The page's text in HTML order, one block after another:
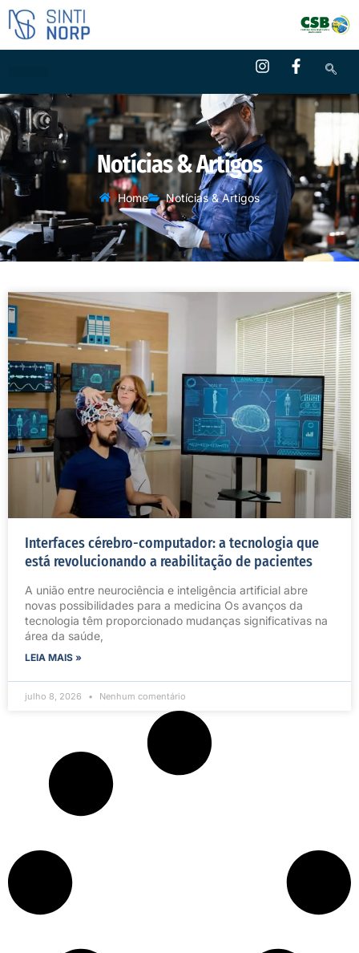
Notícias & Artigos
Home Notícias & Artigos
Interfaces cérebro-computador: a tecnologia que
está revolucionando a reabilitação de pacientes
A união entre neurociência e inteligência artificial abre
novas possibilidades para a medicina Os avanços da
tecnologia têm proporcionado mudanças significativas na
área da saúde,
LEIA MAIS »
julho 8, 2026 Nenhum comentário